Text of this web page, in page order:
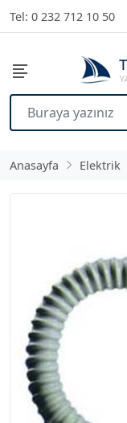
Tel: 0 232 712 10 50
Anasayfa Elektrik